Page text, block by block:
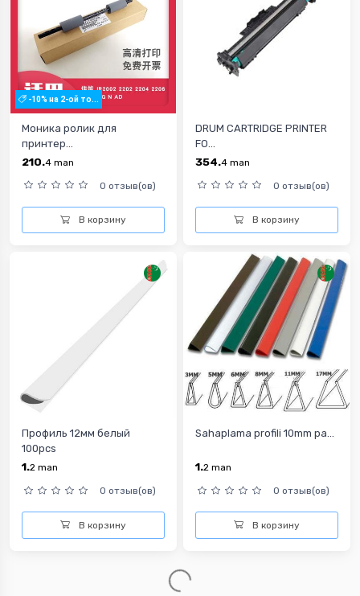
-10% на 2-ой то...
Моника ролик для
принтер...
210.4 man
0 отзыв(ов)
В корзину
DRUM CARTRIDGE PRINTER
FO...
354.4 man
0 отзыв(ов)
В корзину
Профиль 12мм белый
100pcs
1.2 man
0 отзыв(ов)
В корзину
Sahaplama profili 10mm pa...
1.2 man
0 отзыв(ов)
В корзину